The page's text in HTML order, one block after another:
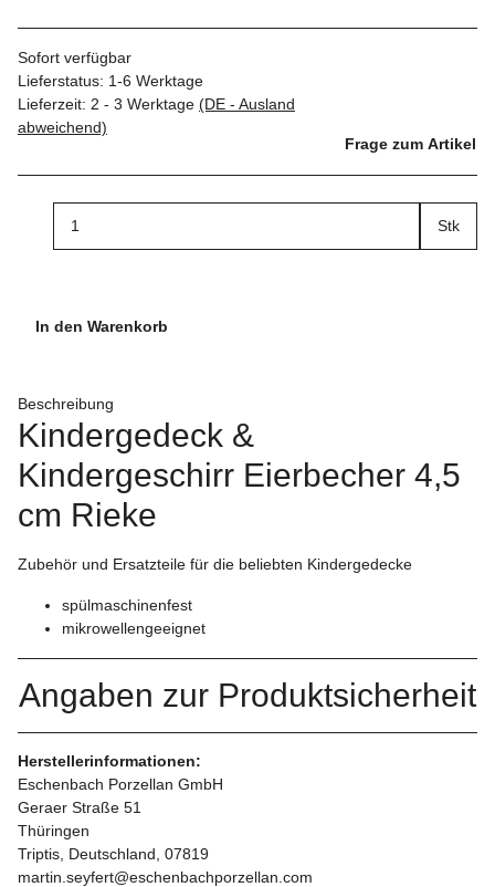
Sofort verfügbar
Lieferstatus: 1-6 Werktage
Lieferzeit: 2 - 3 Werktage (DE - Ausland
abweichend)
Frage zum Artikel
Stk
In den Warenkorb
Beschreibung
Kindergedeck &
Kindergeschirr Eierbecher 4,5
cm Rieke
Zubehör und Ersatzteile für die beliebten Kindergedecke
spülmaschinenfest
mikrowellengeeignet
Angaben zur Produktsicherheit
Herstellerinformationen:
Eschenbach Porzellan GmbH
Geraer Straße 51
Thüringen
Triptis, Deutschland, 07819
martin.seyfert@eschenbachporzellan.com